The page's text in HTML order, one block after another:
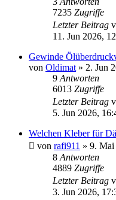
7235 Zugriffe
Letzter Beitrag
11. Jun 2026,
Gewinde
von Oldimat » 2. Jun
9 Antworten
6013 Zugriffe
Letzter Beitrag
5. Jun 2026,
Welchen Kleber für
von rafi911 » 9. Mai
8 Antworten
4889 Zugriffe
Letzter Beitrag
3. Jun 2026,